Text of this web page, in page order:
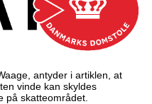
antyder i artiklen, at
vinde kan skyldes
på skatteområdet.